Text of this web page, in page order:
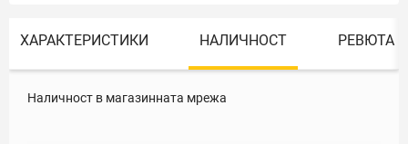
ХАРАКТЕРИСТИКИ НАЛИЧНОСТ РЕВЮТА
Наличност в магазинната мрежа